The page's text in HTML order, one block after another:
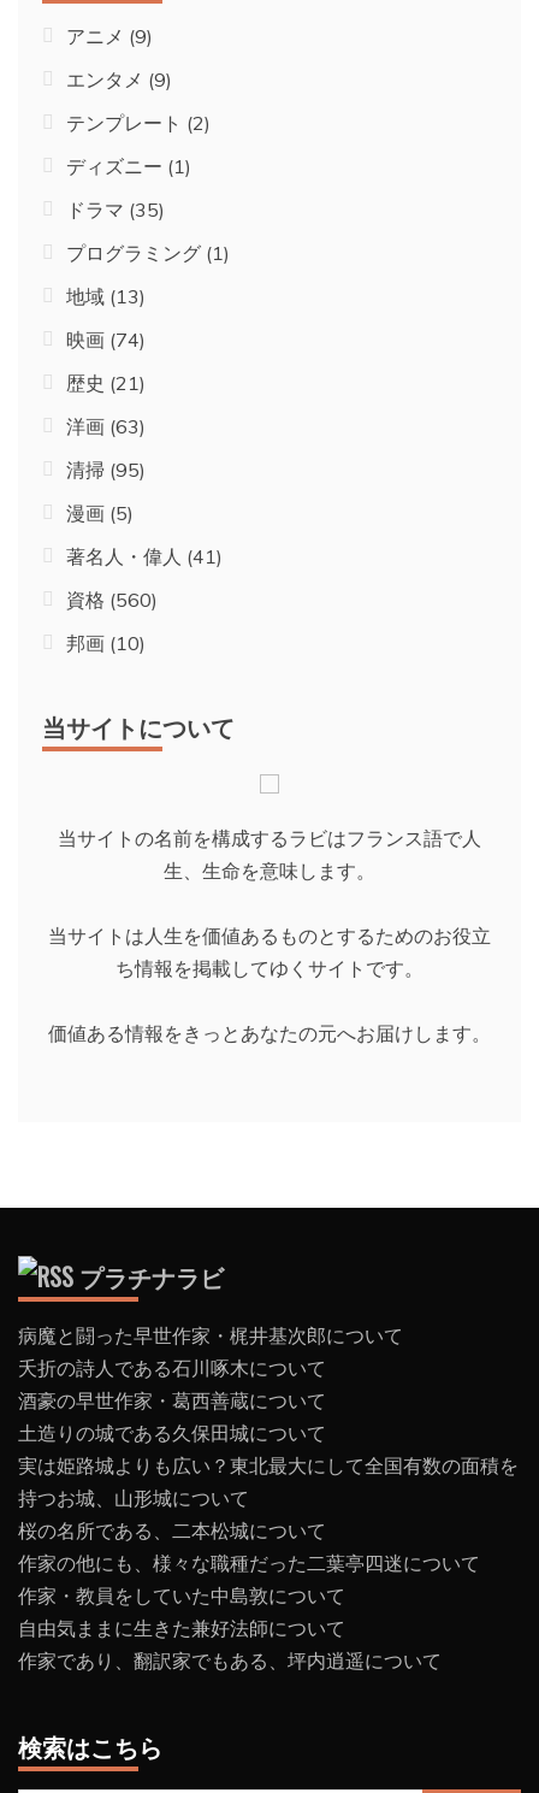
アニメ (9)
エンタメ (9)
テンプレート (2)
ディズニー (1)
ドラマ (35)
プログラミング (1)
地域 (13)
映画 (74)
歴史 (21)
洋画 (63)
清掃 (95)
漫画 (5)
著名人・偉人 (41)
資格 (560)
邦画 (10)
当サイトについて
当サイトの名前を構成するラビはフランス語で人
生、生命を意味します。
当サイトは人生を価値あるものとするためのお役立
ち情報を掲載してゆくサイトです。
価値ある情報をきっとあなたの元へお届けします。
プラチナラビ
病魔と闘った早世作家・梶井基次郎について
夭折の詩人である石川啄木について
酒豪の早世作家・葛西善蔵について
土造りの城である久保田城について
実は姫路城よりも広い？東北最大にして全国有数の面積を
持つお城、山形城について
桜の名所である、二本松城について
作家の他にも、様々な職種だった二葉亭四迷について
作家・教員をしていた中島敦について
自由気ままに生きた兼好法師について
作家であり、翻訳家でもある、坪内逍遥について
検索はこちら